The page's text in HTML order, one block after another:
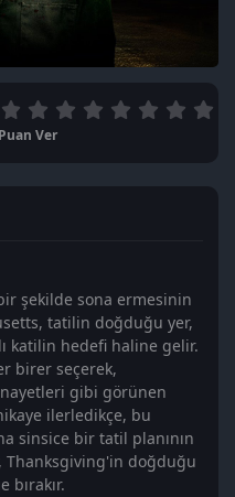
Puan Ver
şekilde sona ermesinin
tatilin doğduğu yer,
katilin hedefi haline gelir.
birer seçerek,
gibi görünen
ilerledikçe, bu
sinsice bir tatil planının
Thanksgiving'in doğduğu